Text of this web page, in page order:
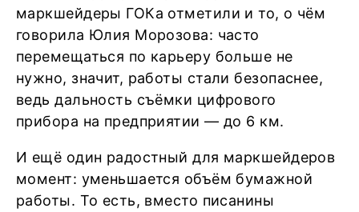
маркшейдеры ГОКа отметили и то, о чём
говорила Юлия Морозова: часто
перемещаться по карьеру больше не
нужно, значит, работы стали безопаснее,
ведь дальность съёмки цифрового
прибора на предприятии — до 6 км.
И ещё один радостный для маркшейдеров
момент: уменьшается объём бумажной
работы. То есть, вместо писанины